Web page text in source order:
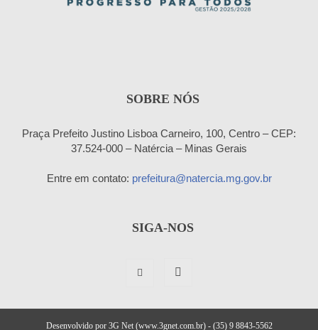
SOBRE NÓS
Praça Prefeito Justino Lisboa Carneiro, 100, Centro – CEP:
37.524-000 – Natércia – Minas Gerais
Entre em contato: prefeitura@natercia.mg.gov.br
SIGA-NOS
Desenvolvido por 3G Net (www.3gnet.com.br) - (35) 9 8843-5562